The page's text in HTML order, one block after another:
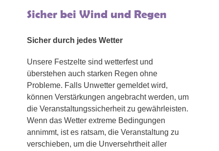
Sicher bei Wind und Regen
Sicher durch jedes Wetter
Unsere Festzelte sind wetterfest und
überstehen auch starken Regen ohne
Probleme. Falls Unwetter gemeldet wird,
können Verstärkungen angebracht werden, um
die Veranstaltungssicherheit zu gewährleisten.
Wenn das Wetter extreme Bedingungen
annimmt, ist es ratsam, die Veranstaltung zu
verschieben, um die Unversehrtheit aller